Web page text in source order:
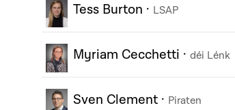
Tess Burton · LSAP
Myriam Cecchetti · déi Lénk
Sven Clement · Piraten